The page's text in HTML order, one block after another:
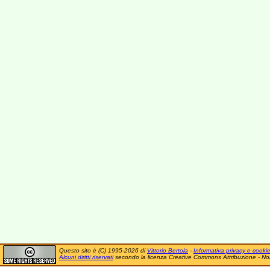
Questo sito è (C) 1995-2026 di Vittorio Bertola - Informativa privacy e cookie
Alcuni diritti riservatisecondo la licenza Creative Commons Attribuzione -